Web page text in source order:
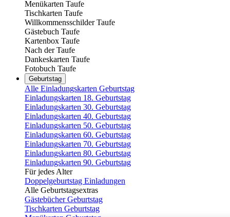
Menükarten Taufe
Tischkarten Taufe
Willkommensschilder Taufe
Gästebuch Taufe
Kartenbox Taufe
Nach der Taufe
Dankeskarten Taufe
Fotobuch Taufe
Geburtstag
Alle Einladungskarten Geburtstag
Einladungskarten 18. Geburtstag
Einladungskarten 30. Geburtstag
Einladungskarten 40. Geburtstag
Einladungskarten 50. Geburtstag
Einladungskarten 60. Geburtstag
Einladungskarten 70. Geburtstag
Einladungskarten 80. Geburtstag
Einladungskarten 90. Geburtstag
Für jedes Alter
Doppelgeburtstag Einladungen
Alle Geburtstagsextras
Gästebücher Geburtstag
Tischkarten Geburtstag